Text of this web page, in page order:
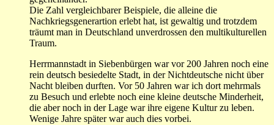
Die Zahl vergleichbarer Beispiele, die alleine die
Nachkriegsgenerartion erlebt hat, ist gewaltig und trotzdem
träumt man in Deutschland unverdrossen den multikulturellen
Traum.
Herrmannstadt in Siebenbürgen war vor 200 Jahren noch eine
rein deutsch besiedelte Stadt, in der Nichtdeutsche nicht über
Nacht bleiben durften. Vor 50 Jahren war ich dort mehrmals
zu Besuch und erlebte noch eine kleine deutsche Minderheit,
die aber noch in der Lage war ihre eigene Kultur zu leben.
Wenige Jahre später war auch dies vorbei.